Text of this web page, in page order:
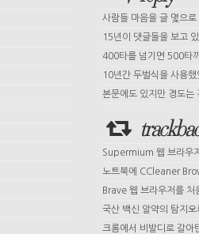
사람들 마음을 글 몇으로
15년이 댓글들을 보고
400타를 넘기면 500타
10년간 두벌식을 사용했
본문에도 있지만 경도는
Supermium 웹 브라우
노트북에 CCleaner
Brave 웹 브라우저를 처
국산 백신 알약의 탐지오
크롬에서 비발디로 갈아